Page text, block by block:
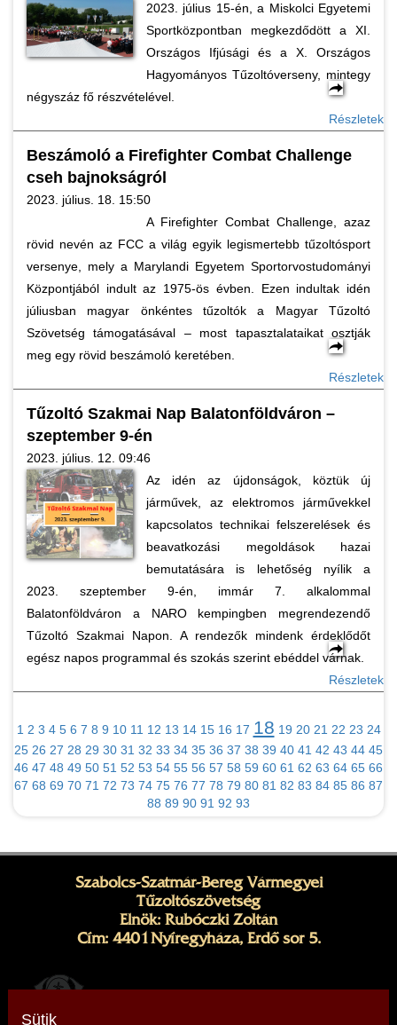
2023. július 15-én, a Miskolci Egyetemi
Sportközpontban megkezdődött a XI.
Országos Ifjúsági és a X. Országos
Hagyományos Tűzoltóverseny, mintegy
négyszáz fő részvételével.
Részletek
Beszámoló a Firefighter Combat Challenge
cseh bajnokságról
2023. július. 18. 15:50
A Firefighter Combat Challenge, azaz
rövid nevén az FCC a világ egyik legismertebb tűzoltósport
versenye, mely a Marylandi Egyetem Sportorvostudományi
Központjából indult az 1975-ös évben. Ezen indultak idén
júliusban magyar önkéntes tűzoltók a Magyar Tűzoltó
Szövetség támogatásával – most tapasztalataikat osztják
meg egy rövid beszámoló keretében.
Részletek
Tűzoltó Szakmai Nap Balatonföldváron –
szeptember 9-én
2023. július. 12. 09:46
Az idén az újdonságok, köztük új
járművek, az elektromos járművekkel
kapcsolatos technikai felszerelések és
beavatkozási megoldások hazai
bemutatására is lehetőség nyílik a
2023. szeptember 9-én, immár 7. alkalommal
Balatonföldváron a NARO kempingben megrendezendő
Tűzoltó Szakmai Napon. A rendezők mindenk érdeklődőt
egész napos programmal és szokás szerint ebéddel várnak.
Részletek
1 2 3 4 5 6 7 8 9 10 11 12 13 14 15 16 17 18 19 20 21 22 23 24
25 26 27 28 29 30 31 32 33 34 35 36 37 38 39 40 41 42 43 44 45
46 47 48 49 50 51 52 53 54 55 56 57 58 59 60 61 62 63 64 65 66
67 68 69 70 71 72 73 74 75 76 77 78 79 80 81 82 83 84 85 86 87
88 89 90 91 92 93
Szabolcs-Szatmár-Bereg Vármegyei
Tűzoltószövetség
Elnök: Rubóczki Zoltán
Cím: 4401 Nyíregyháza, Erdő sor 5.
Sütik